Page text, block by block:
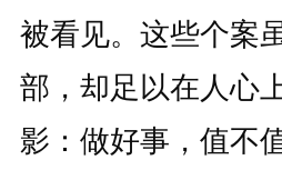
被看见。这些个案
部，却足以在人心
影：做好事，值不